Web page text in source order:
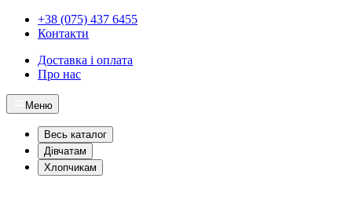
+38 (075) 437 6455
Контакти
Доставка і оплата
Про нас
Меню
Весь каталог
Дівчатам
Хлопчикам